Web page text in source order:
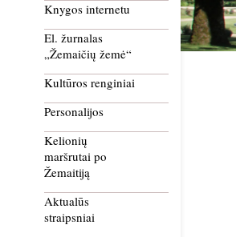
Knygos internetu
El. žurnalas
„Žemaičių žemė“
Kultūros renginiai
Personalijos
Kelionių
maršrutai po
Žemaitiją
Aktualūs
straipsniai